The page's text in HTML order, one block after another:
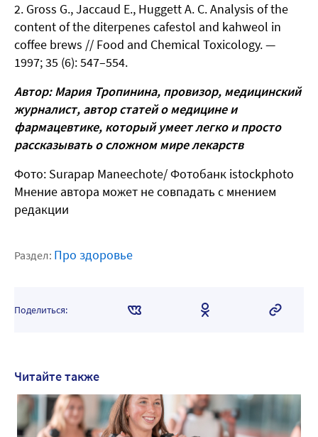
Gross G., Jaccaud E., Huggett A. C. Analysis of the
content of the diterpenes cafestol and kahweol in
coffee brews // Food and Chemical Toxicology. —
1997; 35 (6): 547–554.
Автор: Мария Тропинина, провизор, медицинский
журналист, автор статей о медицине и
фармацевтике, который умеет легко и просто
рассказывать о сложном мире лекарств
Фото: Surapap Maneechote/Фотобанк istockphoto
Мнение автора может не совпадать с мнением
редакции
Раздел: Про здоровье
Поделиться:
Читайте также